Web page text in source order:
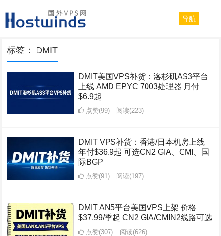
导航
标签： DMIT
DMIT美国VPS补货：洛杉矶AS3平台
上线 AMD EPYC 7003处理器 月付
$6.9起
点赞(99) 阅读(223)
DMIT VPS补货：香港/日本机房上线
年付$36.9起 可选CN2 GIA、CMI、国
际BGP
点赞(91) 阅读(197)
DMIT AN5平台美国VPS上架 价格
$37.99/季起 CN2 GIA/CMIN2线路可选
点赞(307) 阅读(626)